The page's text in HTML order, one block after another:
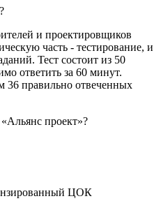
и проектировщиков
часть - тестирование, и
Тест состоит из 50
ответить за 60 минут.
36 правильно отвеченных
проект»?
ЦОК